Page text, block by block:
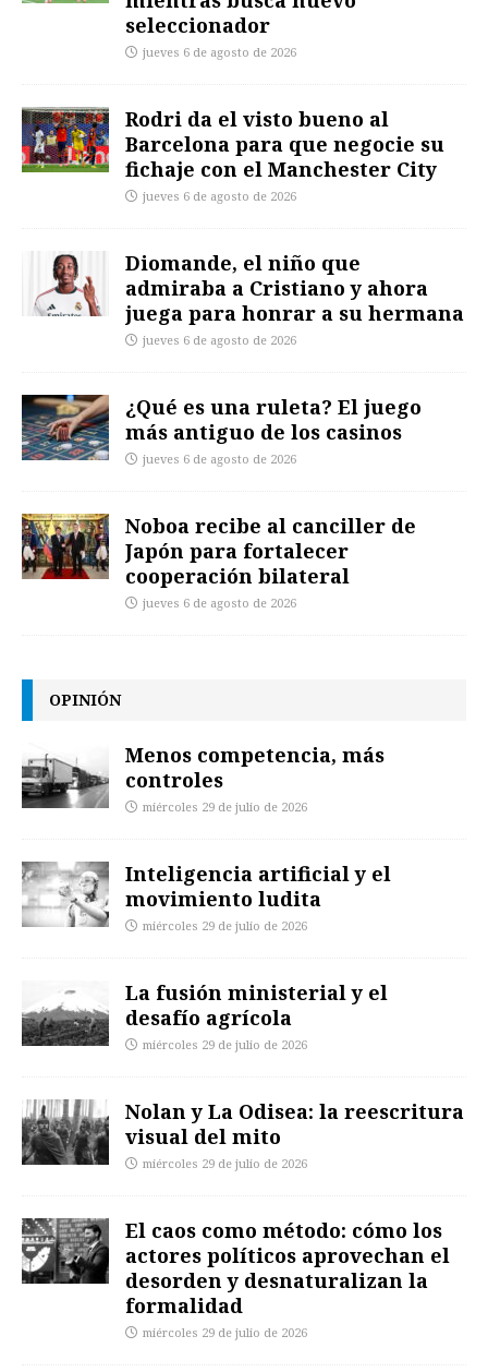
seleccionador
jueves 6 de agosto de 2026
Rodri da el visto bueno al
Barcelona para que negocie su
fichaje con el Manchester City
jueves 6 de agosto de 2026
Diomande, el niño que
admiraba a Cristiano y ahora
juega para honrar a su hermana
jueves 6 de agosto de 2026
¿Qué es una ruleta? El juego
más antiguo de los casinos
jueves 6 de agosto de 2026
Noboa recibe al canciller de
Japón para fortalecer
cooperación bilateral
jueves 6 de agosto de 2026
OPINIÓN
Menos competencia, más
controles
miércoles 29 de julio de 2026
Inteligencia artificial y el
movimiento ludita
miércoles 29 de julio de 2026
La fusión ministerial y el
desafío agrícola
miércoles 29 de julio de 2026
Nolan y La Odisea: la reescritura
visual del mito
miércoles 29 de julio de 2026
El caos como método: cómo los
actores políticos aprovechan el
desorden y desnaturalizan la
formalidad
miércoles 29 de julio de 2026